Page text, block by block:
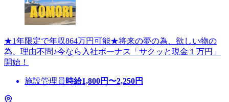
★1年限定で年収864万円可能★将来の夢の為、欲しい物の
為、理由不問♪今なら入社ボーナス「サクッと現金１万円」
開始！
施設管理員 時給1,800円〜2,250円